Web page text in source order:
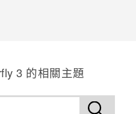
3 的相關主題